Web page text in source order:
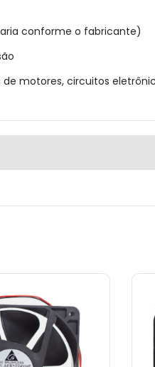
conforme o fabricante)
de motores, circuitos